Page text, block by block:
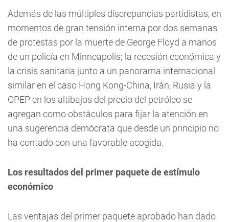
Además de las múltiples discrepancias partidistas, en
momentos de gran tensión interna por dos semanas
de protestas por la muerte de George Floyd a manos
de un policía en Minneapolis; la recesión económica y
la crisis sanitaria junto a un panorama internacional
similar en el caso Hong Kong-China, Irán, Rusia y la
OPEP en los altibajos del precio del petróleo se
agregan como obstáculos para fijar la atención en
una sugerencia demócrata que desde un principio no
ha contado con una favorable acogida.
Los resultados del primer paquete de estímulo
económico
Las ventajas del primer paquete aprobado han dado